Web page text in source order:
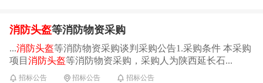
消防头盔等消防物资采购
...消防头盔等消防物资采购谈判采购公告1.采购条件 本采购
项目 消防头盔等消防物资采购，采购人为陕西延长石...
招标公告 招标公告 招标公告